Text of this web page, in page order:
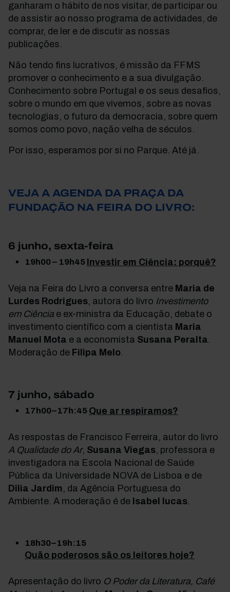
ganharam o hábito de nos visitar, de participar ou
de assistir ao nosso programa de actividades, de
comprar, de ler e de discutir as nossas
publicações.
Não tendo fins lucrativos, é missão da FFMS
promover o conhecimento e a sua divulgação.
Conhecimento sobre Portugal e os seus desafios,
sobre o mundo em que vivemos, sobre as novas
tecnologias, o futuro da democracia, sobre quem
somos como povo, nação velha de séculos.
Por isso, esperamos por si no Parque. Até já.
VEJA A AGENDA DA PRAÇA DA
FUNDAÇÃO NA FEIRA DO LIVRO:
6 junho, sexta-feira
19h00 – 19h45 Investir em Ciência: porquê?
Veja na Feira do Livro a conversa entre Maria de
Lurdes Rodrigues, autora do livro Investimento
em Ciência e ex-ministra da Educação, debate o
investimento científico com a cientista Maria
Manuel Mota e a economista Susana Peralta.
Moderação de Filipa Melo.
7 junho, sábado
17h00–17h:45 Que ar respiramos?
As respostas de Francisco Ferreira, autor do livro
A Qualidade do Ar, Susana Viegas, professora e
investigadora na Escola Nacional de Saúde
Pública da Universidade NOVA de Lisboa e de
Dilia Jardim, da Agência Portuguesa do
Ambiente. A moderação é de Isabel lucas.
18h30–19h:15
Quão poderosos são os leitores hoje?
Apresentação do livro O Poder da Literatura, Café